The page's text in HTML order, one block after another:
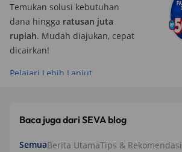
Temukan solusi kebutuhan
dana hingga ratusan juta
rupiah. Mudah diajukan, cepat
dicairkan!
Pelajari Lebih Lanjut
Baca juga dari SEVA blog
SemuaBerita UtamaTips & Rekomendasi